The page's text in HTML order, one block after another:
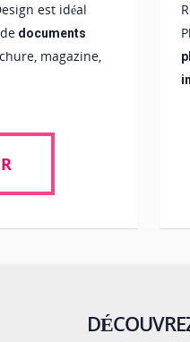
est idéal
documents
magazine,